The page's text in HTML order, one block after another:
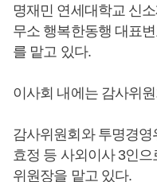
명재민 연세대학교 신
무소 행복한동행 대표
를 맡고 있다.
이사회 내에는 감사위
감사위원회와 투명경영
효정 등 사외이사 3인
위원장을 맡고 있다.